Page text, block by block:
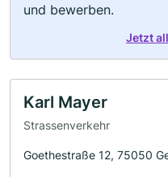
und bewerben.
Jetzt
Karl Mayer
Strassenverkehr
Goethestraße 12, 75050